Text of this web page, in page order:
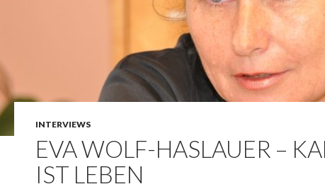
INTERVIEWS
EVA WOLF-HASLAUER –
IST LEBEN